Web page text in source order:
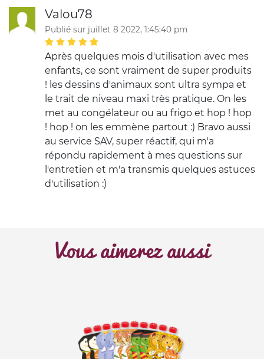
Valou78
Publié sur juillet 8 2022, 1:45:40 pm
Après quelques mois d'utilisation avec mes
enfants, ce sont vraiment de super produits
! les dessins d'animaux sont ultra sympa et
le trait de niveau maxi très pratique. On les
met au congélateur ou au frigo et hop ! hop
! hop ! on les emmène partout :) Bravo aussi
au service SAV, super réactif, qui m'a
répondu rapidement à mes questions sur
l'entretien et m'a transmis quelques astuces
d'utilisation :)
Vous aimerez aussi